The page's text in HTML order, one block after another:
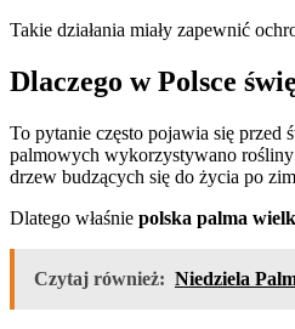
Takie działania miały zapewnić
Dlaczego w Polsce
To pytanie często pojawia się
palmowych wykorzystywano rośliny
drzew budzących się do życia po
Dlatego właśnie polska palma
Czytaj również: Niedziela